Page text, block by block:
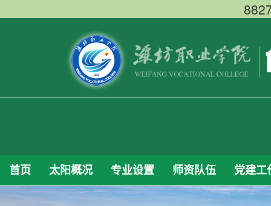
首页 太阳概况 专业设置 师资队伍 党建